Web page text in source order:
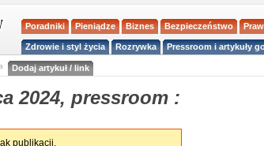
Poradniki Pieniądze Biznes Bezpieczeństwo
Zdrowie i styl życia Rozrywka Pressroom i artykuły
Dodaj artykuł / link
2024, pressroom :
publikacji.